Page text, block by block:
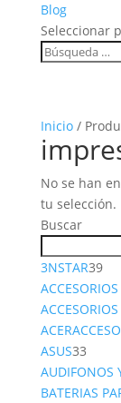
Blog
Seleccionar
Inicio/
No se han
tu selección.
Buscar
3NSTAR3939
ASUS3333
AUDIFONOS
BATERIAS